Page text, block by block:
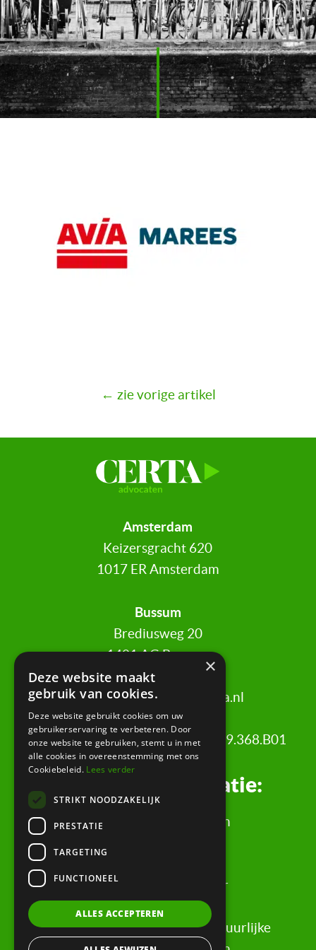
← zie vorige artikel
Amsterdam
Keizersgracht 620
1017 ER Amsterdam
Bussum
Brediusweg 20
1401 AG Bussum
020 521 6699 | info@certa.nl
KvK: 34342484 | BTW nr: 8208.79.368.B01
Juridische informatie:
Algemene Voorwaarden
Rechtsgebiedenregister
Evaluatieformulier
Rechten & informatie voor natuurlijke
×
Deze website maakt
gebruik van cookies.
Deze website gebruikt cookies om uw
gebruikerservaring te verbeteren. Door
onze website te gebruiken, stemt u in met
alle cookies in overeenstemming met ons
Cookiebeleid. Lees verder
STRIKT NOODZAKELIJK
PRESTATIE
TARGETING
FUNCTIONEEL
ALLES ACCEPTEREN